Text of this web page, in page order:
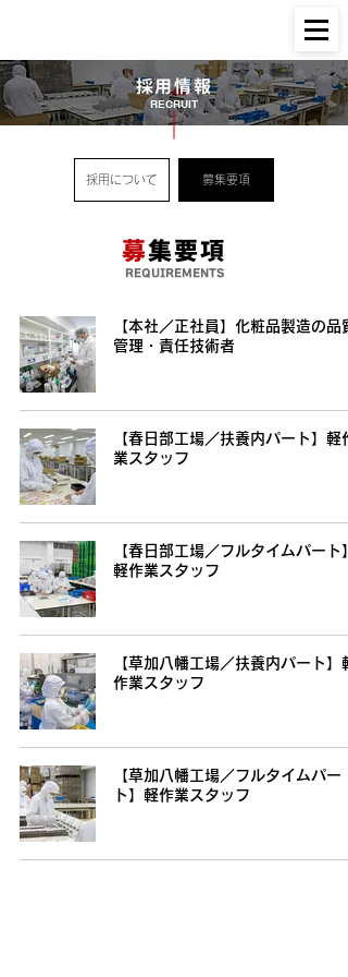
採用情報
RECRUIT
採用について 募集要項
募集要項
REQUIREMENTS
【本社／正社員】化粧品製造の品質
管理・責任技術者
【春日部工場／扶養内パート】軽作
業スタッフ
【春日部工場／フルタイムパート】
軽作業スタッフ
【草加八幡工場／扶養内パート】軽
作業スタッフ
【草加八幡工場／フルタイムパー
ト】軽作業スタッフ